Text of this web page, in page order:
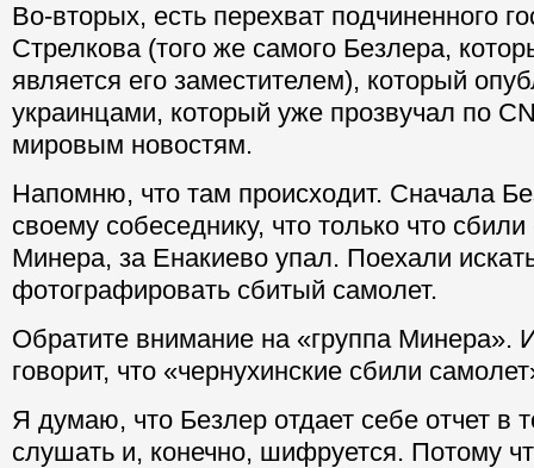
Во-вторых, есть перехват подчиненного
Стрелкова (того же самого Безлера,
является его заместителем), который
украинцами, который уже прозвучал по
мировым новостям.
Напомню, что там происходит. Сначала
своему собеседнику, что только что
Минера, за Енакиево упал. Поехали
фотографировать сбитый самолет.
Обратите внимание на «группа Минера».
говорит, что «чернухинские сбили
Я думаю, что Безлер отдает себе отчет в
слушать и, конечно, шифруется. Потому